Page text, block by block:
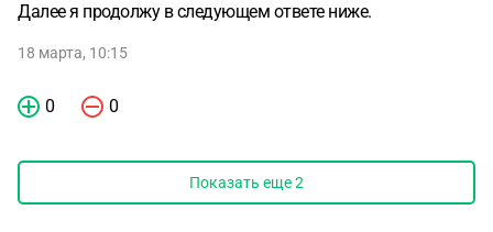
Далее я продолжу в следующем ответе ниже.
18 марта, 10:15
0 0
Показать еще2